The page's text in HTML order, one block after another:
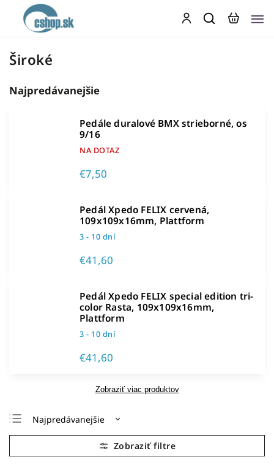
Široké
Najpredávanejšie
Pedále duralové BMX strieborné, os
9/16
NA DOTAZ
€7,50
Pedál Xpedo FELIX cervená,
109x109x16mm, Plattform
3 - 10 dní
€41,60
Pedál Xpedo FELIX special edition tri-
color Rasta, 109x109x16mm,
Plattform
3 - 10 dní
€41,60
Zobraziť viac produktov
Najpredávanejšie
Najlacnejšie
Najdrahšie